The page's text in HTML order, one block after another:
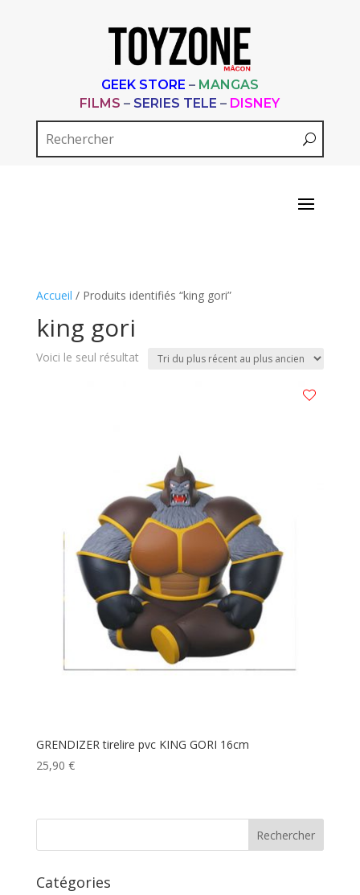
GEEK STORE – MANGAS
FILMS – SERIES TELE – DISNEY
Accueil / Produits identifiés “king gori”
king gori
Voici le seul résultat
GRENDIZER tirelire pvc KING GORI 16cm
25,90 €
Catégories